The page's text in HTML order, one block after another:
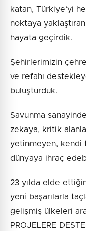
katan, Türkiye’yi
noktaya
hayata geçirdik.
Şehirlerimizin
ve refahı
buluşturduk.
Savunma
zekaya, kritik
yetinmeyen, kendi
dünyaya ihraç
23 yılda elde
yeni başarılarla
gelişmiş ülkeleri
PROJELERE